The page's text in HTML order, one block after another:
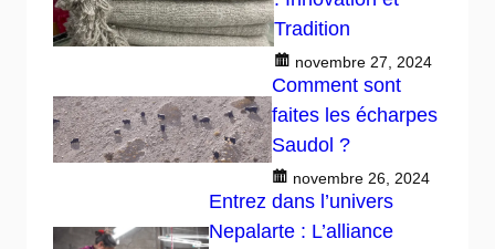
Tradition
novembre 27, 2024
Comment sont
faites les écharpes
Saudol ?
novembre 26, 2024
Entrez dans l’univers
Nepalarte : L’alliance